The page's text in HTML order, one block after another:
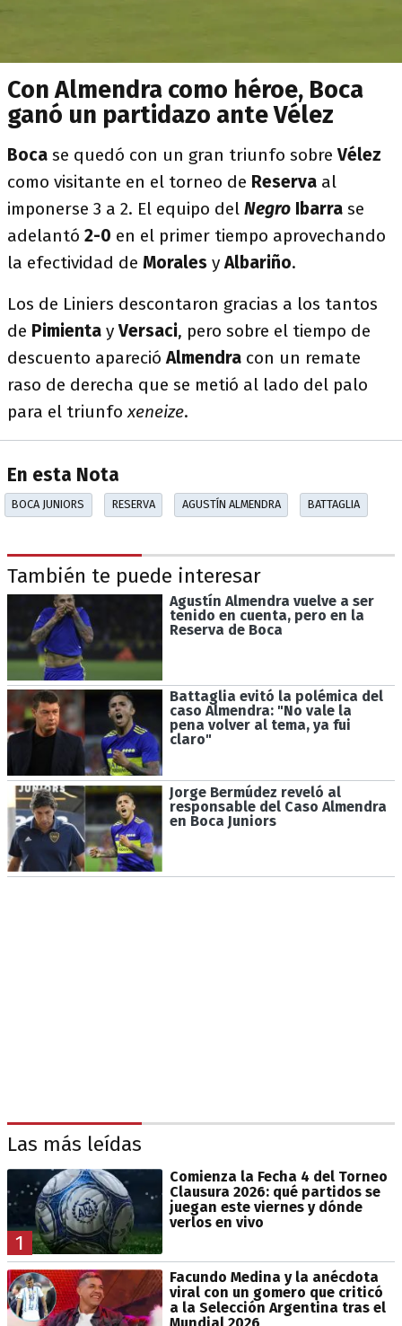
Con Almendra como héroe, Boca
ganó un partidazo ante Vélez
Boca se quedó con un gran triunfo sobreVélez
como visitante en el torneo de Reserva al
imponerse 3 a 2. El equipo del Negro Ibarra se
adelantó 2-0 en el primer tiempo aprovechando
la efectividad de Morales yAlbariño.
Los de Liniers descontaron gracias a los tantos
de Pimienta yVersaci, pero sobre el tiempo de
descuento apareció Almendra con un remate
raso de derecha que se metió al lado del palo
para el triunfoxeneize.
En esta Nota
BOCA JUNIORS RESERVA AGUSTÍN ALMENDRA BATTAGLIA
También te puede interesar
Agustín Almendra vuelve a ser
tenido en cuenta, pero en la
Reserva de Boca
Battaglia evitó la polémica del
caso Almendra: "No vale la
pena volver al tema, ya fui
claro"
Jorge Bermúdez reveló al
responsable del Caso Almendra
en Boca Juniors
Las más leídas
1
Comienza la Fecha 4 del Torneo
Clausura 2026: qué partidos se
juegan este viernes y dónde
verlos en vivo
Facundo Medina y la anécdota
viral con un gomero que criticó
a la Selección Argentina tras el